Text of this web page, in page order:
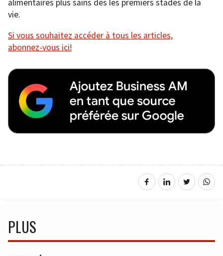
alimentaires plus sains dès les premiers stades de la
vie.
Si vous souhaitez accéder à tous les articles,
abonnez-vous ici!
PLUS